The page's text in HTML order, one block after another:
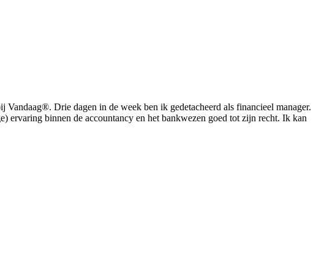
Drie dagen in de week ben ik gedetacheerd als financieel manager.
binnen de accountancy en het bankwezen goed tot zijn recht. Ik kan